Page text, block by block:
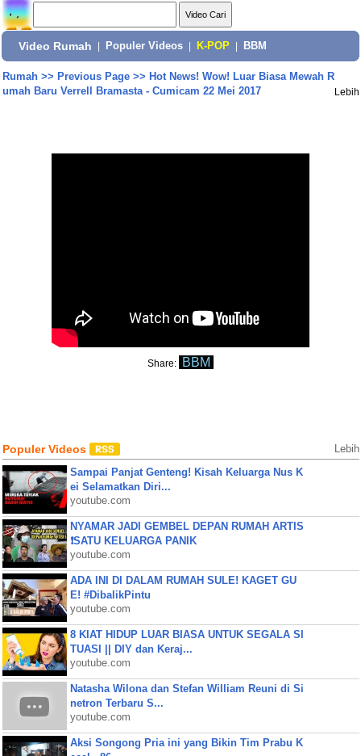
Video Rumah Populer Videos K-POP BBM
Rumah>> Previous Page>> Hot News! Wow! Luar Biasa Mewah R
umah Baru Verrell Bramasta - Cumicam 22 Mei 2017
Lebih
Share: BBM
Populer Videos Lebih
Sampai Panjat Genteng! Kisah Keluarga Nus K
ei Selamatkan Diri...
youtube.com
NYAMAR JADI GEMBEL DEPAN RUMAH ARTIS
❗SATU KELUARGA PANIK
youtube.com
ADA INI DI DALAM RUMAH SULE! KAGET GU
E! #DibalikPintu
youtube.com
8 KIAT HIDUP LUAR BIASA UNTUK SEGALA SI
TUASI || DIY dan Keraj...
youtube.com
Natasha Wilona dan Stefan William Reuni di Si
netron Terbaru S...
youtube.com
Aksi Songong Pria ini yang Bikin Tim Prabu K